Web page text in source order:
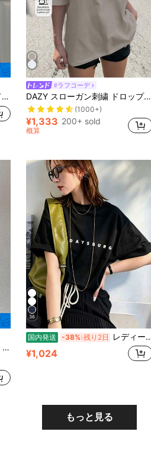
DAZY レディース夏用 ラウンドネック 半袖 ルーズカジュアルTシャツ 3Dレター装飾付き
#ラフコーデ
DAZY スローガン刺繍 ドロップショルダーTシャツ "TOWERING GENIUS DISDAINS A BEATEN PATH HE SEEKS REGIONS HITHERTO UNEXPLORED AND THINKING" オーバーサイズTシャツ
(1000+)
¥1,333 200+ sold
概算
36
国内発送 -38% 残り2日 レディース 綿素材 プリント柄 半袖 T シャツ クルーネック カジュアル 柔らか肌触り 通気性良好 夏新作 普段着 通勤着 おしゃれデイリーカジュアルトップス
¥1,024
もっと見る